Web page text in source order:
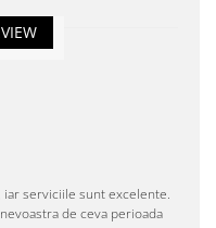
serviciile sunt excelente.
de ceva perioada